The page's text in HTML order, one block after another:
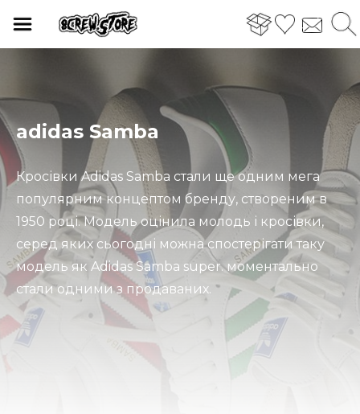
adidas Samba
Кросівки Adidas Samba стали ще одним мега
популярним концептом бренду, створеним в
1950 році. Модель оцінила молодь і кросівки,
серед яких сьогодні можна спостерігати таку
модель як Adidas Samba super. моментально
стали одними з продаваних.